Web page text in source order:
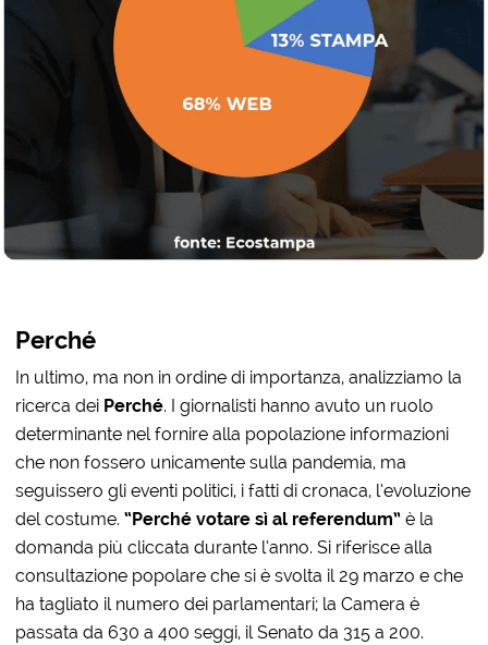
Perché
In ultimo, ma non in ordine di importanza, analizziamo la
ricerca dei Perché. I giornalisti hanno avuto un ruolo
determinante nel fornire alla popolazione informazioni
che non fossero unicamente sulla pandemia, ma
seguissero gli eventi politici, i fatti di cronaca, l’evoluzione
del costume.“Perché votare sì al referendum” è la
domanda più cliccata durante l’anno. Si riferisce alla
consultazione popolare che si è svolta il 29 marzo e che
ha tagliato il numero dei parlamentari; la Camera è
passata da 630 a 400 seggi, il Senato da 315 a 200.